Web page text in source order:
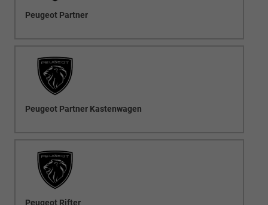
Peugeot Partner
Peugeot Partner Kastenwagen
Peugeot Rifter